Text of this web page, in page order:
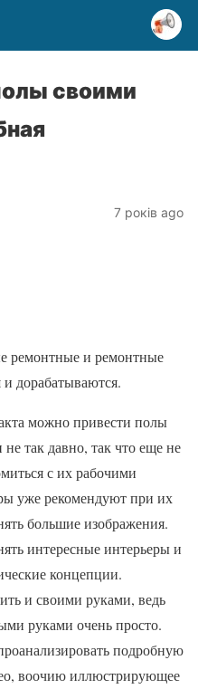
своими
7 років ago
ремонтные и ремонтные
дорабатываются.
можно привести полы
так давно, так что еще не
с их рабочими
уже рекомендуют при их
большие изображения.
интересные интерьеры и
концепции.
и своими руками, ведь
руками очень просто.
подробную
воочию иллюстрирующее